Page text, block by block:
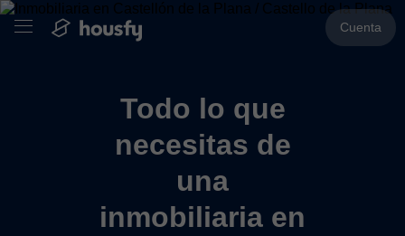
Cuenta
Todo lo que
necesitas de
una
inmobiliaria en